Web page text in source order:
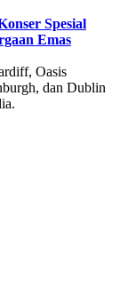
Spesial
Emas
Oasis
dan Dublin